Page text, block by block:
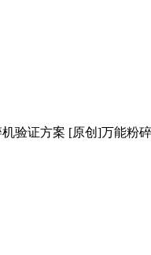
验证方案 [原创]万能粉